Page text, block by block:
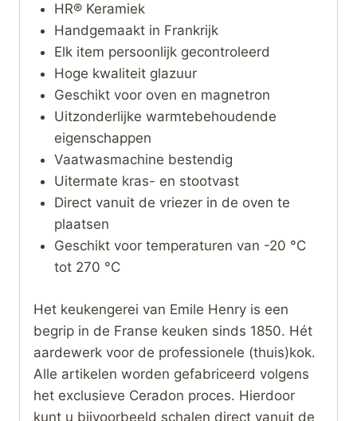
HR® Keramiek
Handgemaakt in Frankrijk
Elk item persoonlijk gecontroleerd
Hoge kwaliteit glazuur
Geschikt voor oven en magnetron
Uitzonderlijke warmtebehoudende
eigenschappen
Vaatwasmachine bestendig
Uitermate kras- en stootvast
Direct vanuit de vriezer in de oven te
plaatsen
Geschikt voor temperaturen van -20 °C
tot 270 °C
Het keukengerei van Emile Henry is een
begrip in de Franse keuken sinds 1850. Hét
aardewerk voor de professionele (thuis)kok.
Alle artikelen worden gefabriceerd volgens
het exclusieve Ceradon proces. Hierdoor
kunt u bijvoorbeeld schalen direct vanuit de